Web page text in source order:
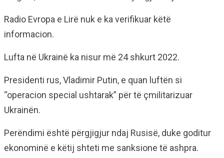
Radio Evropa e Lirë nuk e ka verifikuar këtë
informacion.
Lufta në Ukrainë ka nisur më 24 shkurt 2022.
Presidenti rus, Vladimir Putin, e quan luftën si
“operacion special ushtarak” për të çmilitarizuar
Ukrainën.
Perëndimi është përgjigjur ndaj Rusisë, duke goditur
ekonominë e këtij shteti me sanksione të ashpra.